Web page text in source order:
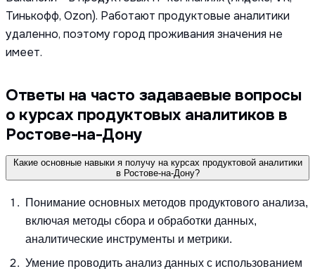
Тинькофф, Ozon). Работают продуктовые аналитики
удаленно, поэтому город проживания значения не
имеет.
Ответы на часто задаваевые вопросы
о курсах продуктовых аналитиков в
Ростове-на-Дону
Какие основные навыки я получу на курсах продуктовой аналитики
в Ростове-на-Дону?
Понимание основных методов продуктового анализа,
включая методы сбора и обработки данных,
аналитические инструменты и метрики.
Умение проводить анализ данных с использованием